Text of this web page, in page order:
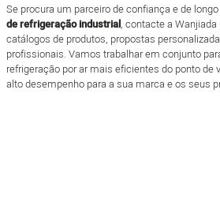
Se procura um parceiro de confiança e de
de refrigeração industrial, contacte a
catálogos de produtos, propostas
profissionais. Vamos trabalhar em conjunto
refrigeração por ar mais eficientes do ponto de
alto desempenho para a sua marca e os seus